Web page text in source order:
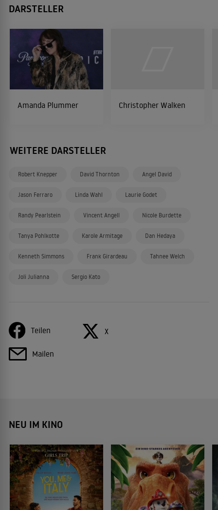
DARSTELLER
Amanda Plummer Christopher Walken
WEITERE DARSTELLER
Robert Knepper David Thornton Angel David
Jason Ferraro Linda Wahl Laurie Godet
Randy Pearlstein Vincent Angell Nicole Burdette
Tanya Pohlkotte Karole Armitage Dan Hedaya
Kenneth Simmons Frank Girardeau Tahnee Welch
Joli Julianna Sergio Kato
Teilen X
Mailen
NEU IM KINO